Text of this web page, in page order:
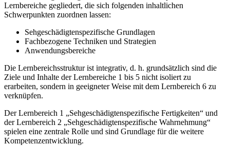
Lernbereiche gegliedert, die sich folgenden inhaltlichen
Schwerpunkten zuordnen lassen:
Sehgeschädigtenspezifische Grundlagen
Fachbezogene Techniken und Strategien
Anwendungsbereiche
Die Lernbereichsstruktur ist integrativ, d. h. grundsätzlich sind die
Ziele und Inhalte der Lernbereiche 1 bis 5 nicht isoliert zu
erarbeiten, sondern in geeigneter Weise mit dem Lernbereich 6 zu
verknüpfen.
Der Lernbereich 1 „Sehgeschädigtenspezifische Fertigkeiten“ und
der Lernbereich 2 „Sehgeschädigtenspezifische Wahrnehmung“
spielen eine zentrale Rolle und sind Grundlage für die weitere
Kompetenzentwicklung.